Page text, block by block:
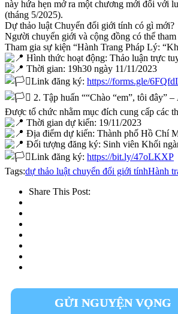
này hứa hẹn mở ra một chương mới đối với
(tháng 5/2025).
Dự thảo luật Chuyển đổi giới tính có gì mới?
Người chuyển giới và cộng đồng có thể
Tham gia sự kiện “Hành Trang Pháp Lý:
Hình thức hoạt động: Thảo luận trực
Thời gian: 19h30 ngày 11/11/2023
Link đăng ký: https://forms.gle/
2. Tập huấn ““Chào “em”, tôi đây”
Được tổ chức nhằm mục đích cung cấp các
Thời gian dự kiến: 19/11/2023
Địa điểm dự kiến: Thành phố Hồ Chí
Đối tượng đăng ký: Sinh viên Khối
Link đăng ký: https://bit.ly/47oLKXP
Tags:dự thảo luật chuyển đổi giới tínhHành
Share This Post:
GỬI NGUYỆN VỌNG